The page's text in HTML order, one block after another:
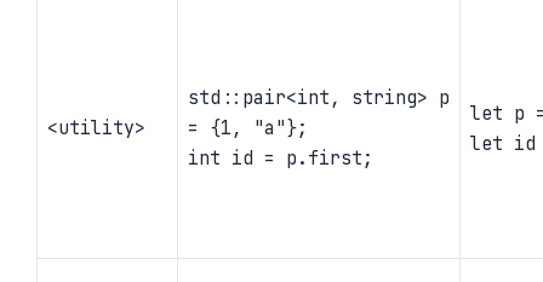
<utility>
std::pair<int, string> p
= {1, "a"};
int id = p.first;
let p
let id